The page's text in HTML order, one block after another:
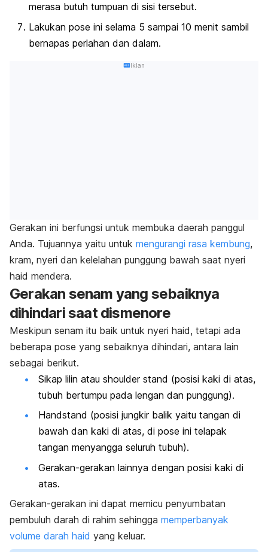
merasa butuh tumpuan di sisi tersebut.
Lakukan pose ini selama 5 sampai 10 menit sambil
bernapas perlahan dan dalam.
Iklan
Gerakan ini berfungsi untuk membuka daerah panggul
Anda. Tujuannya yaitu untuk mengurangi rasa kembung,
kram, nyeri dan kelelahan punggung bawah saat nyeri
haid mendera.
Gerakan senam yang sebaiknya
dihindari saat dismenore
Meskipun senam itu baik untuk nyeri haid, tetapi ada
beberapa pose yang sebaiknya dihindari, antara lain
sebagai berikut.
Sikap lilin atau shoulder stand (posisi kaki di atas,
tubuh bertumpu pada lengan dan punggung).
Handstand (posisi jungkir balik yaitu tangan di
bawah dan kaki di atas, di pose ini telapak
tangan menyangga seluruh tubuh).
Gerakan-gerakan lainnya dengan posisi kaki di
atas.
Gerakan-gerakan ini dapat memicu penyumbatan
pembuluh darah di rahim sehingga memperbanyak
volume darah haid yang keluar.